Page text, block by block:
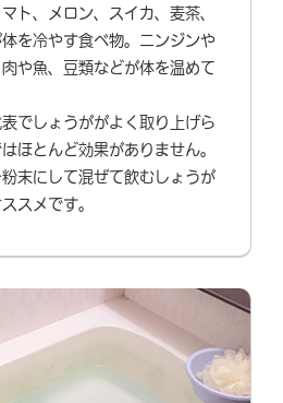
ト、メロン、スイカ、麦茶、
を冷やす食べ物。ニンジンや
や魚、豆類などが体を温めて
でしょうががよく取り上げら
ほとんど効果がありません。
末にして混ぜて飲むしょうが
スメです。